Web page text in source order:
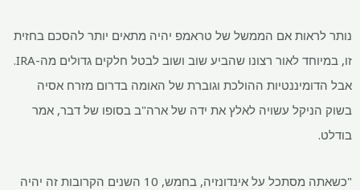
נותר לראות אם הממשל של טראמפ יהיה מתאים יותר להסכם בחזית
זו, במיוחד לאור רצונו שהביע שוב ושוב לבטל חלקים גדולים מה-IRA.
אבל הדומיננטיות ההולכת וגוברת של האומה בדרום מזרח אסיה
בשוק הניקל עשויה לאלץ את ידה של ארה"ב בסופו של דבר, אמר
בודלט.
"כשאתה מסתכל על אינדונזיה, בחמש, 10 השנים הקרובות זה יהיה